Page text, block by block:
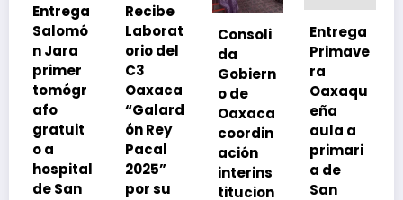
Recibe
Laborat
orio del
C3
Oaxaca
“Galard
ón Rey
Pacal
2025”
por su
Consoli
da
Gobiern
o de
Oaxaca
coordin
ación
interins
titucion
Entrega
Primave
ra
Oaxaqu
eña
aula a
primari
a de
San
Exhorta
SSO a
vacuna
rse de
neumoc
oco
para
preveni
r la